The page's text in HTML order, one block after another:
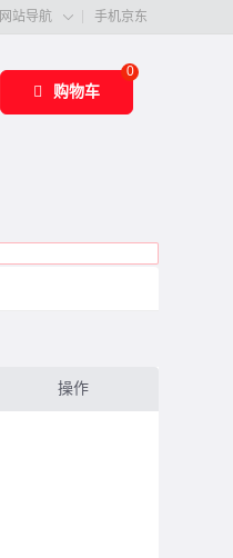
网站导航  手机京东
0
购物车
操作